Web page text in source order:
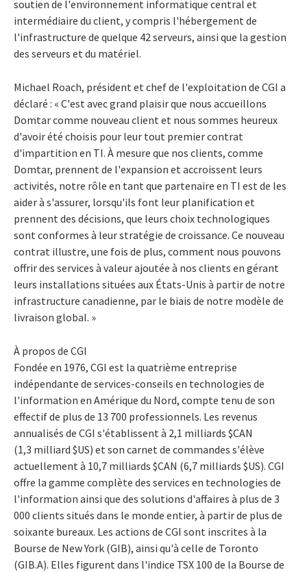
soutien de l'environnement informatique central et
intermédiaire du client, y compris l'hébergement de
l'infrastructure de quelque 42 serveurs, ainsi que la gestion
des serveurs et du matériel.
Michael Roach, président et chef de l'exploitation de CGI a
déclaré : « C'est avec grand plaisir que nous accueillons
Domtar comme nouveau client et nous sommes heureux
d'avoir été choisis pour leur tout premier contrat
d'impartition en TI. À mesure que nos clients, comme
Domtar, prennent de l'expansion et accroissent leurs
activités, notre rôle en tant que partenaire en TI est de les
aider à s'assurer, lorsqu'ils font leur planification et
prennent des décisions, que leurs choix technologiques
sont conformes à leur stratégie de croissance. Ce nouveau
contrat illustre, une fois de plus, comment nous pouvons
offrir des services à valeur ajoutée à nos clients en gérant
leurs installations situées aux États-Unis à partir de notre
infrastructure canadienne, par le biais de notre modèle de
livraison global. »
À propos de CGI
Fondée en 1976, CGI est la quatrième entreprise
indépendante de services-conseils en technologies de
l'information en Amérique du Nord, compte tenu de son
effectif de plus de 13 700 professionnels. Les revenus
annualisés de CGI s'établissent à 2,1 milliards $CAN
(1,3 milliard $US) et son carnet de commandes s'élève
actuellement à 10,7 milliards $CAN (6,7 milliards $US). CGI
offre la gamme complète des services en technologies de
l'information ainsi que des solutions d'affaires à plus de 3
000 clients situés dans le monde entier, à partir de plus de
soixante bureaux. Les actions de CGI sont inscrites à la
Bourse de New York (GIB), ainsi qu'à celle de Toronto
(GIB.A). Elles figurent dans l'indice TSX 100 de la Bourse de